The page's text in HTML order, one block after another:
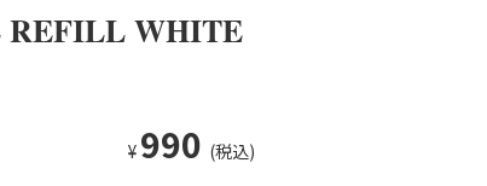
WHITE
¥ 990 (税込)